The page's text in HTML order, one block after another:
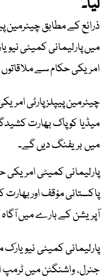
لیا۔
ذرائع کے مطابق چیئرمین
میں پارلیمانی کمیٹی
امریکی حکام سے
چیئرمین پیپلز پارٹی
میڈیا کو پاک بھارت
میں بریفنگ دیں گے۔
پارلیمانی کمیٹی
پاکستانی مؤقف اور بھارت
آپریشن کے بارے میں
پارلیمانی کمیٹی
جنرل، واشنگٹن میں